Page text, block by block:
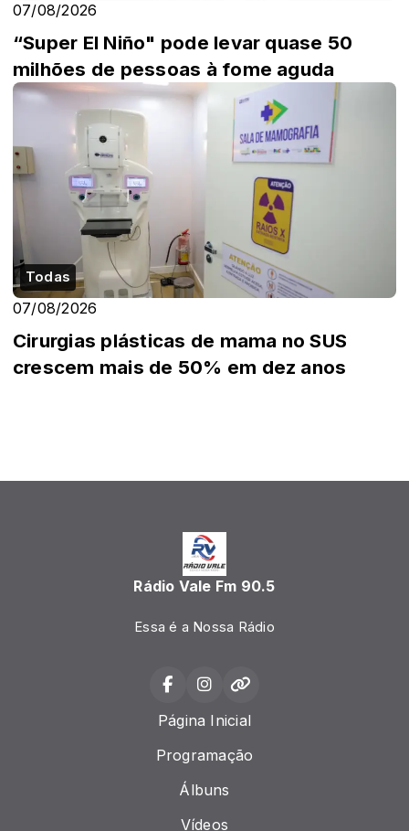
07/08/2026
“Super El Niño" pode levar quase 50
milhões de pessoas à fome aguda
Todas
07/08/2026
Cirurgias plásticas de mama no SUS
crescem mais de 50% em dez anos
Rádio Vale Fm 90.5
Essa é a Nossa Rádio
Página Inicial
Programação
Álbuns
Vídeos